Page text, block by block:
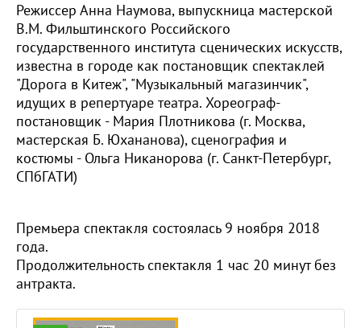
Режиссер Анна Наумова, выпускница мастерской
В.М. Фильштинского Российского
государственного института сценических искусств,
известна в городе как постановщик спектаклей
"Дорога в Китеж", "Музыкальный магазинчик",
идущих в репертуаре театра. Хореограф-
постановщик - Мария Плотникова (г. Москва,
мастерская Б. Юхананова), сценография и
костюмы - Ольга Никанорова (г. Санкт-Петербург,
СПбГАТИ)
Премьера спектакля состоялась 9 ноября 2018
года.
Продолжительность спектакля 1 час 20 минут без
антракта.